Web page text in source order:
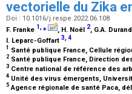
vectorielle du Zika
Doi : 10.1016/j.respe.2022.06.108
F. Franke 1,⁎ , H. Noël 2, G.A. Durand
I. Leparc-Goffart 3 4
1 Santé publique France, Cellule
2 Santé publique France, Direction
3 Centre national de référence des
4 Unité des virus émergents,
5 Agence régionale de santé Paca,